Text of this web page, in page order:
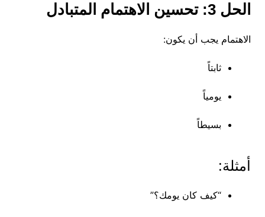
الحل 3: تحسين الاهتمام المتبادل
الاهتمام يجب أن يكون:
ثابتاً
يومياً
بسيطاً
أمثلة:
“كيف كان يومك؟”